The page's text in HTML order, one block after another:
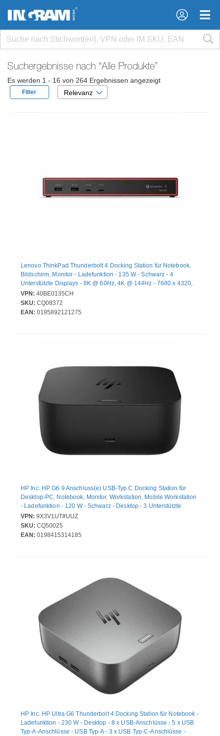
×
×
Suchergebnisse nach “Alle Produkte”
Es werden 1 - 16 von 264 Ergebnissen angezeigt
Filter Relevanz
Lenovo ThinkPad Thunderbolt 4 Docking Station für Notebook,
Bildschirm, Monitor - Ladefunktion - 135 W - Schwarz - 4
Unterstützte Displays - 8K @ 60Hz, 4K @ 144Hz - 7680 x 4320,
3840 x 2160 - 6 x USB-Anschlüsse - 4 x USB Typ-A-Anschlüsse -
USB Typ-A - 2 x USB Typ-C-Anschlüsse - USB Typ C - Netzwerk
(RJ-45) - 1 x HDMI-Anschlüsse - HDMI - 2 x DisplayPorts -
VPN: 40BE0135CH
SKU: CQ08372
EAN: 0195892121275
HP Inc. HP G6 9 Anschluss(e) USB-Typ C Docking Station für
Desktop-PC, Notebook, Monitor, Workstation, Mobile Workstation
- Ladefunktion - 120 W - Schwarz - Desktop - 3 Unterstützte
Displays - 4K, 4K @ 120Hz, 4K @ 60Hz - 3840 x 2160, 2560 x
1440, 1920 x 1080 - 5 x USB-Anschlüsse - 3 x USB Typ-A-
Anschlüsse - USB Typ-A - 2 x USB Typ-C-Anschlüsse - USB Typ C
VPN: 9X3V1UT#UUZ
SKU: CQ50025
EAN: 0198415314185
HP Inc. HP Ultra G6 Thunderbolt 4 Docking Station für Notebook -
Ladefunktion - 230 W - Desktop - 8 x USB-Anschlüsse - 5 x USB
Typ-A-Anschlüsse - USB Typ-A - 3 x USB Typ-C-Anschlüsse -